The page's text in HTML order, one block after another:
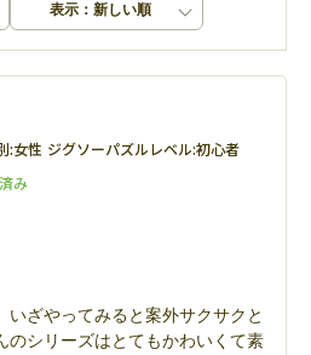
表示：新しい順
:女性 ジグソーパズルレベル:初心者
いざやってみると案外サクサクと
のシリーズはとてもかわいくて素